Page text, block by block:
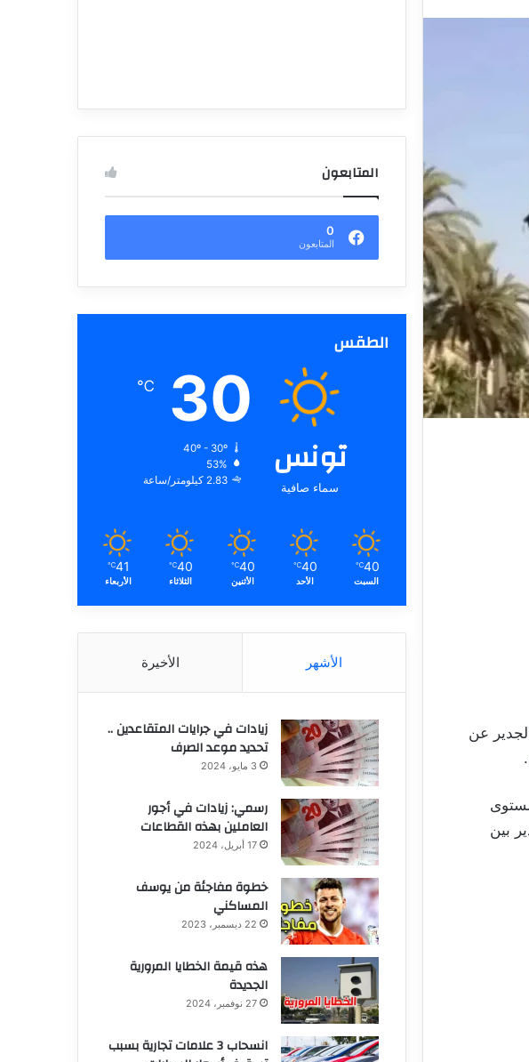
عن
بين
المتابعون
0
المتابعون
الطقس
تونس
سماء صافية
30
℃
40º - 30º
53%
2.83 كيلومتر/ساعة
40
℃
السبت
40
℃
الأحد
40
℃
الأثنين
40
℃
الثلاثاء
41
℃
الأربعاء
الأشهر الأخيرة
زيادات في جرايات المتقاعدين ..
تحديد موعد الصرف
3 مايو، 2024
رسمي: زيادات في أجور
العاملين بهذه القطاعات
17 أبريل، 2024
خطوة مفاجئة من يوسف
المساكني
22 ديسمبر، 2023
هذه قيمة الخطايا المرورية
الجديدة
27 نوفمبر، 2024
انسحاب 3 علامات تجارية بسبب